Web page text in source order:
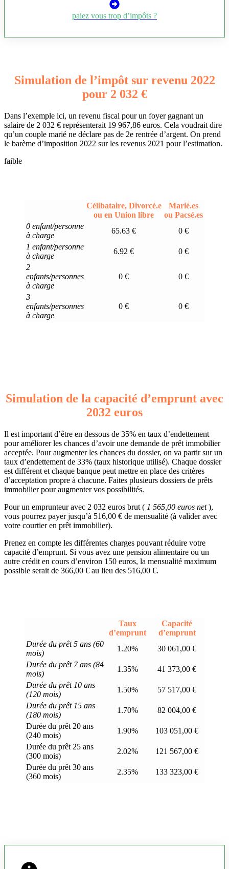
paiez vous trop d’impôts ?
Simulation de l’impôt sur revenu 2022
pour 2 032 €
Dans l’exemple ici, un revenu fiscal pour un foyer gagnant un
salaire de 2 032 € représenterait 19 967,86 euros. Cela voudrait dire
qu’un couple marié ne déclare pas de 2e rentrée d’argent. On prend
le barème d’imposition 2022 sur les revenus 2021 pour l’estimation.
faible
Célibataire, Divorcé.e
ou en Union libre
Marié.es
ou Pacsé.es
0 enfant/personne
à charge
65.63 €
0 €
1 enfant/personne
à charge
6.92 €
0 €
2
enfants/personnes
à charge
0 € 0 €
3
enfants/personnes
à charge
0 € 0 €
Simulation de la capacité d’emprunt avec
2032 euros
Il est important d’être en dessous de 35% en taux d’endettement
pour améliorer les chances d’avoir une demande de prêt immobilier
acceptée. Pour augmenter les chances du dossier, on va partir sur un
taux d’endettement de 33% (taux historique utilisé). Chaque dossier
est différent et chaque banque peut mettre en place des critères
d’acceptation propre à chacune. Faites plusieurs dossiers de prêts
immobilier pour augmenter vos possibilités.
Pour un emprunteur avec 2 032 euros brut ( 1 565,00 euros net),
vous pourrez payer jusqu’à 516,00 € de mensualité (à valider avec
votre courtier en prêt immobilier).
Prenez en compte les différentes charges pouvant réduire votre
capacité d’emprunt. Si vous avez une pension alimentaire ou un
autre crédit en cours d’environ 150 euros, la mensualité maximum
possible serait de 366,00 € au lieu des 516,00 €.
Taux
d’emprunt
Capacité
d’emprunt
Durée du prêt 5 ans (60
mois)
1.20%
30 061,00 €
Durée du prêt 7 ans (84
mois)
1.35%
41 373,00 €
Durée du prêt 10 ans
(120 mois)
1.50%
57 517,00 €
Durée du prêt 15 ans
(180 mois)
1.70%
82 004,00 €
Durée du prêt 20 ans
(240 mois)
1.90%
103 051,00 €
Durée du prêt 25 ans
(300 mois)
2.02%
121 567,00 €
Durée du prêt 30 ans
(360 mois)
2.35% 133 323,00 €